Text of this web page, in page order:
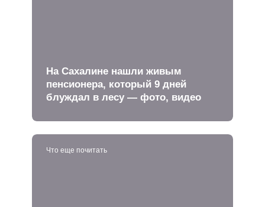
На Сахалине нашли живым
пенсионера, который 9 дней
блуждал в лесу — фото, видео
Что еще почитать